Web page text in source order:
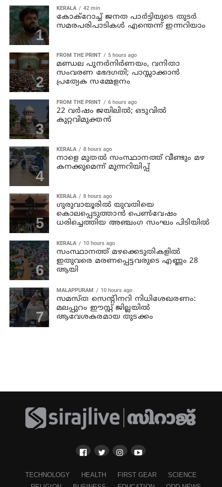
KERALA 42 min
കോക്റോച്ച് ജനത പാര്‍ട്ടിയുടെ തുടര്‍
സമരപരിപാടികള്‍ എന്തെന്ന് ഇന്നറിയാം
FROM THE PRINT 5 hours ago
മണ്ഡല പുനർനിർണയം, വനിതാ
സംവരണ ഭേദഗതി; പാസ്സാക്കാൻ
പ്രത്യേക സമ്മേളനം
FROM THE PRINT 6 hours ago
22 വർഷം ജയിലിൽ; ഒടുവിൽ
കുറ്റവിമുക്തൻ
KERALA 8 hours ago
നാളെ മുതല്‍ സംസ്ഥാനത്ത് വീണ്ടും മഴ
കനക്കുമെന്ന് മുന്നറിയിപ്പ്
KERALA 8 hours ago
ഗുരുവായൂരില്‍ യുവതിയെ
കൊലപ്പെടുത്താന്‍ പെണ്‍വേഷം
ധരിച്ചെത്തിയ അഞ്ചംഗ സംഘം പിടിയില്‍
KERALA 10 hours ago
സംസ്ഥാനത്ത് മഴക്കെടുതികളില്‍
ഇതുവരെ മരണപ്പെട്ടവരുടെ എണ്ണം 28
ആയി
MALAPPURAM 10 hours ago
സമസ്ത സെന്റിനറി നിധിശേഖരണം:
മലപ്പുറം ഈസ്റ്റ് ജില്ലയിൽ
ആവേശകരമായ തുടക്കം
TECHNOLOGY HEALTH FIRST GEAR
SCIENCE